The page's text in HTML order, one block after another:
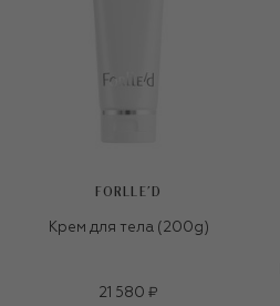
FORLLE'D
Крем для тела (200g)
21 580 ₽